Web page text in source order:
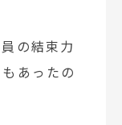
の結束力
あったの